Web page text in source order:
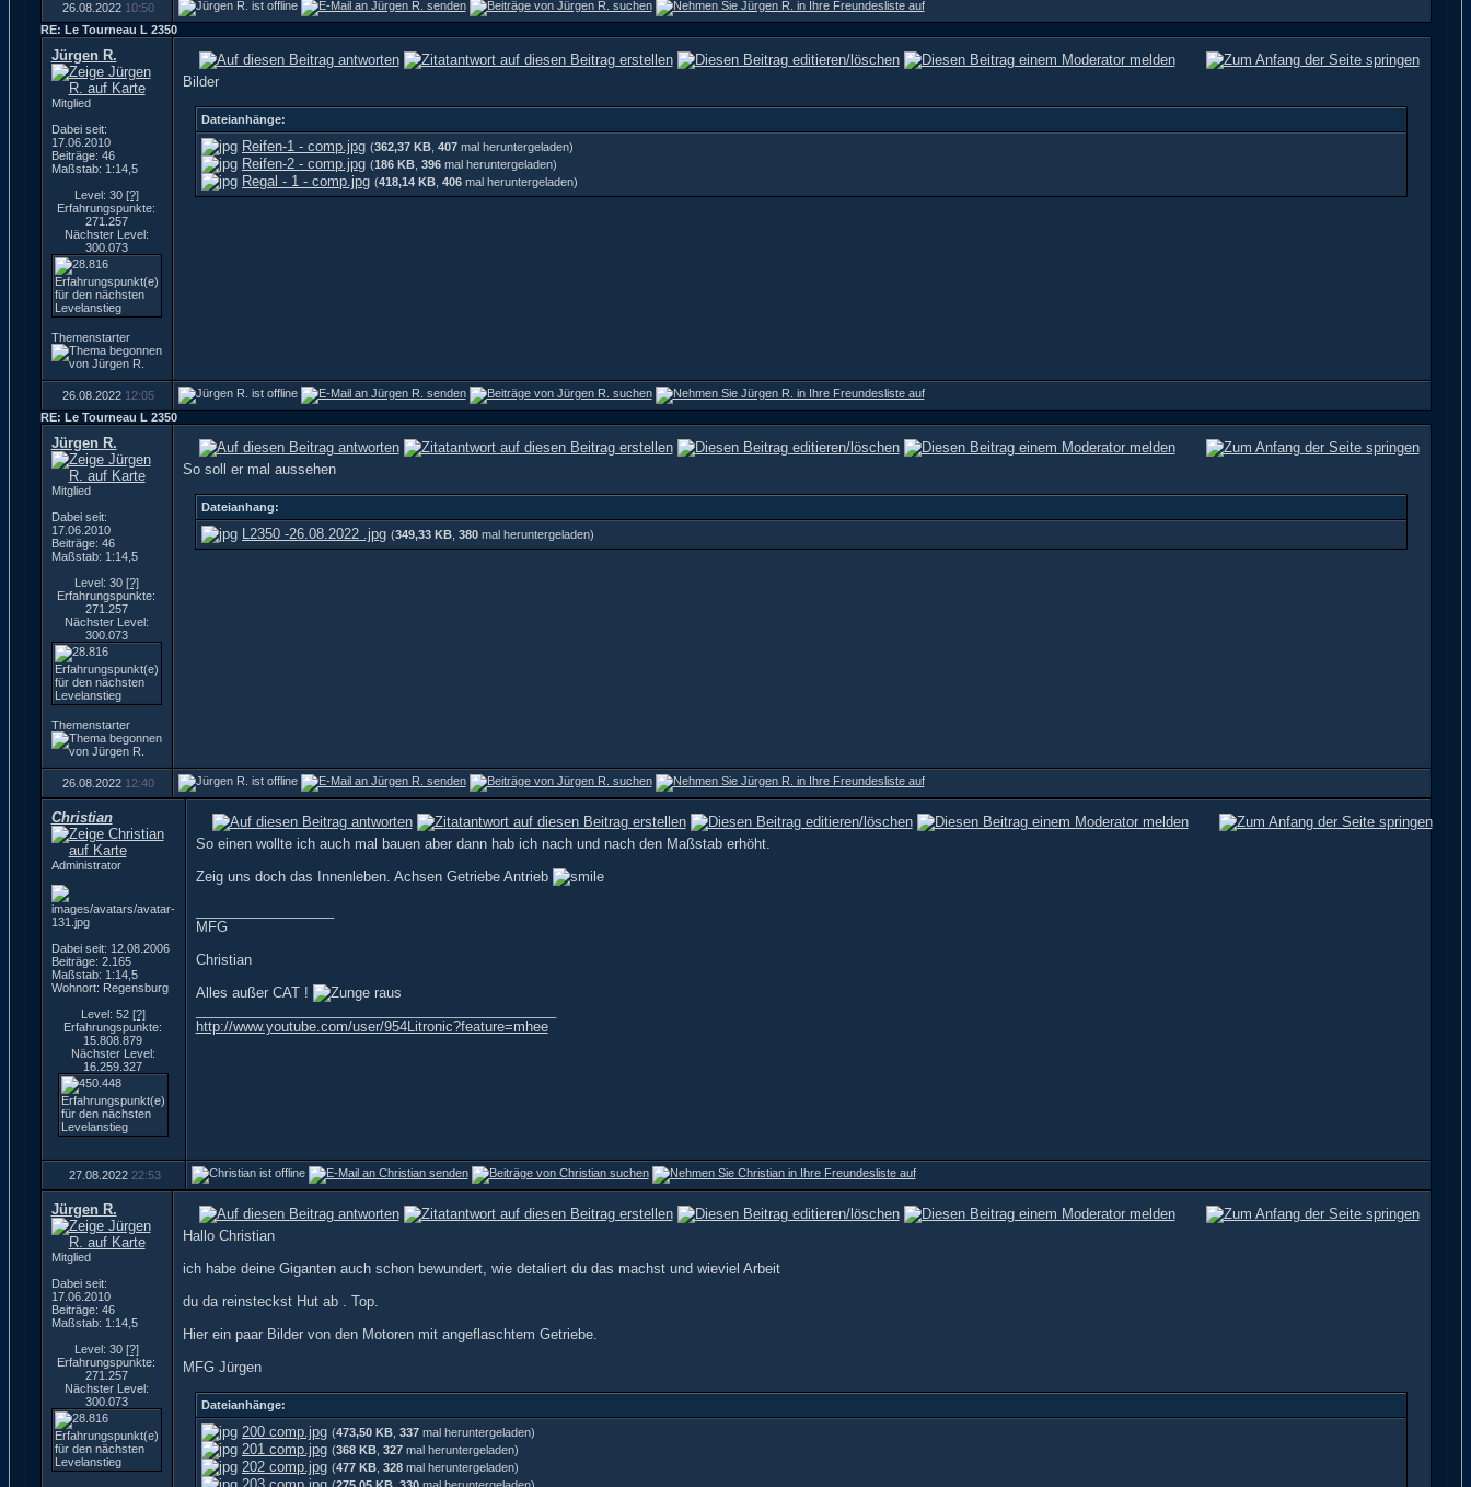
26.08.2022 10:50
RE: Le Tourneau L 2350
Jürgen R.
Mitglied
Dabei seit:
17.06.2010
Beiträge: 46
Maßstab: 1:14,5
Level: 30 [?]
Erfahrungspunkte:
271.257
Nächster Level:
300.073
Themenstarter
Bilder
Dateianhänge:
Reifen-1 - comp.jpg (362,37 KB 407 mal heruntergeladen)
Reifen-2 - comp.jpg (186 KB 396 mal heruntergeladen)
Regal - 1 - comp.jpg (418,14 KB 406 mal heruntergeladen)
26.08.2022 12:05
RE: Le Tourneau L 2350
Jürgen R.
Mitglied
Dabei seit:
17.06.2010
Beiträge: 46
Maßstab: 1:14,5
Level: 30 [?]
Erfahrungspunkte:
271.257
Nächster Level:
300.073
Themenstarter
So soll er mal aussehen
Dateianhang:
L2350 -26.08.2022 .jpg (349,33 KB 380 mal heruntergeladen)
26.08.2022 12:40
Christian
Administrator
Dabei seit: 12.08.2006
Beiträge: 2.165
Maßstab: 1:14,5
Wohnort: Regensburg
Level: 52 [?]
Erfahrungspunkte:
15.808.879
Nächster Level:
16.259.327
So einen wollte ich auch mal bauen aber dann hab ich nach und nach den Maßstab erhöht.
Zeig uns doch das Innenleben. Achsen Getriebe Antrieb
MFG
Christian
Alles außer CAT !
http://www.youtube.com/user/954Litronic?feature=mhee
27.08.2022 22:53
Jürgen R.
Mitglied
Dabei seit:
17.06.2010
Beiträge: 46
Maßstab: 1:14,5
Level: 30 [?]
Erfahrungspunkte:
271.257
Nächster Level:
300.073
Hallo Christian
ich habe deine Giganten auch schon bewundert, wie detaliert du das machst und wieviel Arbeit
du da reinsteckst Hut ab . Top.
Hier ein paar Bilder von den Motoren mit angeflaschtem Getriebe.
MFG Jürgen
Dateianhänge:
200 comp.jpg (473,50 KB 337 mal heruntergeladen)
201 comp.jpg (368 KB 327 mal heruntergeladen)
202 comp.jpg (477 KB 328 mal heruntergeladen)